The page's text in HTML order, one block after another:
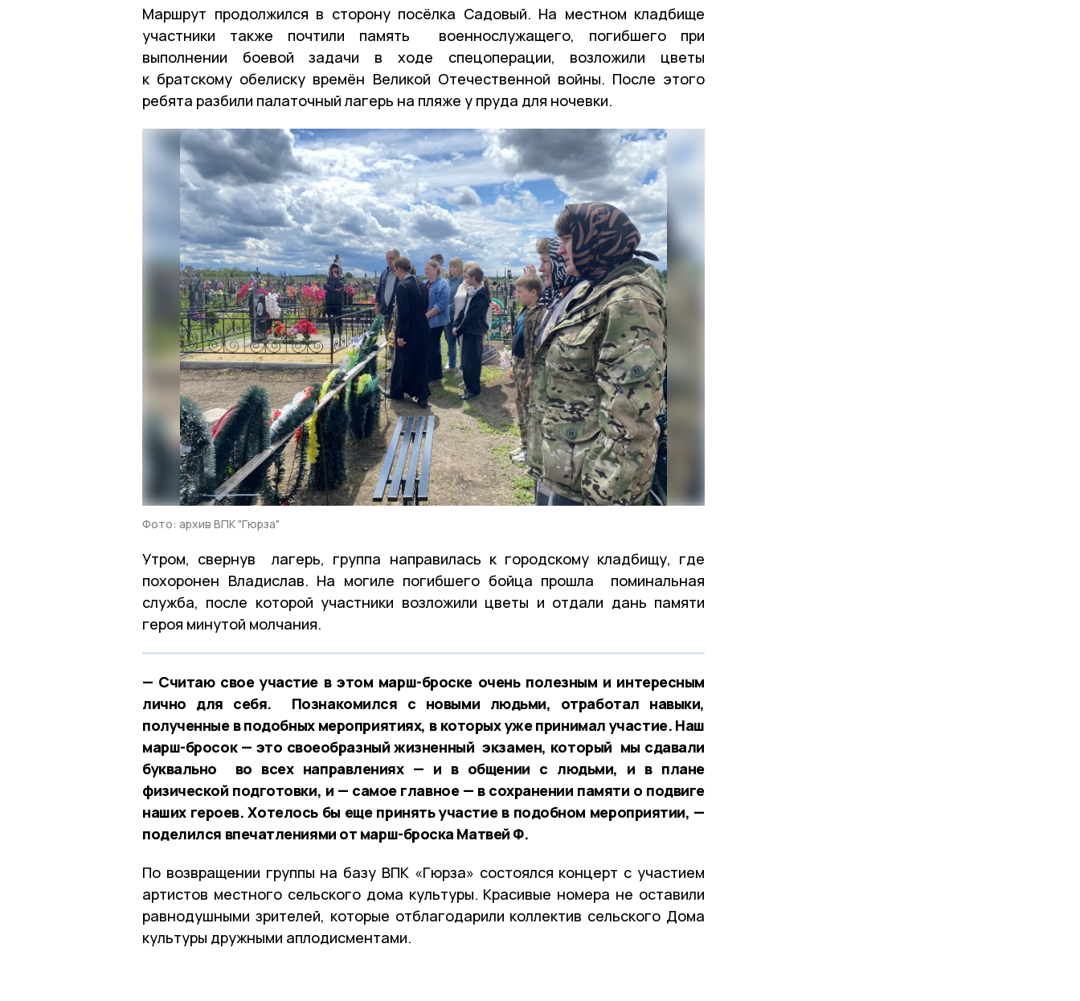
Маршрут продолжился в сторону посёлка Садовый. На местном кладбище
участники также почтили память военнослужащего, погибшего при
выполнении боевой задачи в ходе спецоперации, возложили цветы
к братскому обелиску времён Великой Отечественной войны. После этого
ребята разбили палаточный лагерь на пляже у пруда для ночевки.
Фото: архив ВПК "Гюрза"
Утром, свернув лагерь, группа направилась к городскому кладбищу, где
похоронен Владислав. На могиле погибшего бойца прошла поминальная
служба, после которой участники возложили цветы и отдали дань памяти
героя минутой молчания.
— Считаю свое участие в этом марш-броске очень полезным и интересным
лично для себя. Познакомился с новыми людьми, отработал навыки,
полученные в подобных мероприятиях, в которых уже принимал участие. Наш
марш-бросок — это своеобразный жизненный экзамен, который мы сдавали
буквально во всех направлениях — и в общении с людьми, и в плане
физической подготовки, и — самое главное — в сохранении памяти о подвиге
наших героев. Хотелось бы еще принять участие в подобном мероприятии, —
поделился впечатлениями от марш-броска Матвей Ф.
По возвращении группы на базу ВПК «Гюрза» состоялся концерт с участием
артистов местного сельского дома культуры. Красивые номера не оставили
равнодушными зрителей, которые отблагодарили коллектив сельского Дома
культуры дружными аплодисментами.